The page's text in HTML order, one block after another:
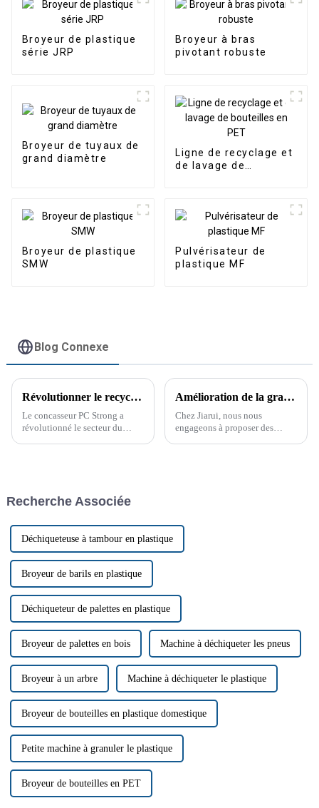
Broyeur de plastique
série JRP
Broyeur à bras
pivotant robuste
Broyeur de tuyaux de
grand diamètre
Ligne de recyclage et
de lavage de
Broyeur de plastique
SMW
Pulvérisateur de
plastique MF
Blog Connexe
Révolutionner le recyclage des déchets avec le PC Strong Crusher
Le concasseur PC Strong a
révolutionné le secteur du
environnementales croissantes
le PC Strong Crusher a
révolutionné le secteur du
recyclage des déchets, offrant
des solutions innovantes pour
le traitement des matériaux
résistants et volumineux.
Amélioration de la granulation du PET grâce à la ligne de granulation PET de Jiarui
Chez Jiarui, nous nous
engageons à proposer des
Recherche Associée
Déchiqueteuse à tambour en plastique
Broyeur de barils en plastique
Déchiqueteur de palettes en plastique
Broyeur de palettes en bois Machine à déchiqueter les pneus
Broyeur à un arbre Machine à déchiqueter le plastique
Broyeur de bouteilles en plastique domestique
Petite machine à granuler le plastique
Broyeur de bouteilles en PET